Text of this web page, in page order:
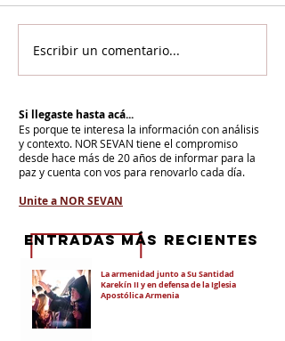
Escribir un comentario...
Si llegaste hasta acá...
Es porque te interesa la información con análisis
y contexto. NOR SEVAN tiene el compromiso
desde hace más de 20 años de informar para la
paz y cuenta con vos para renovarlo cada día.
Unite a NOR SEVAN
La armenidad junto a Su Santidad
Karekín II y en defensa de la Iglesia
Apostólica Armenia
eNTRADAS MÁS RECIENTES